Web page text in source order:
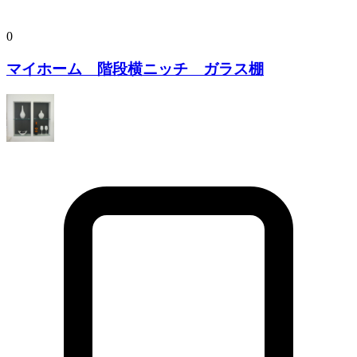
0
マイホーム 階段横ニッチ ガラス棚